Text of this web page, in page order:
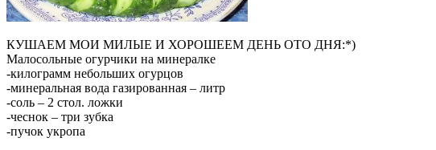
КУШАЕМ МОИ МИЛЫЕ И ХОРОШЕЕМ ДЕНЬ ОТО ДНЯ:*)
Малосольные огурчики на минералке
-килограмм небольших огурцов
-минеральная вода газированная – литр
-соль – 2 стол. ложки
-чеснок – три зубка
-пучок укропа